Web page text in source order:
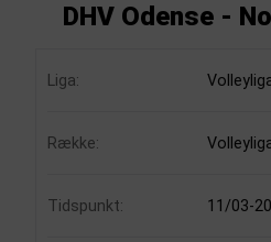
DHV Odense -
Liga:
Række:
Tidspunkt: 11/03-